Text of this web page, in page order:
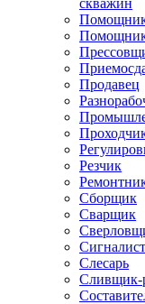
скважин
Помощник
Помощник
Продавец
Резчик
Сборщик
Сварщик
Сигналист
Слесарь
Сливщик-